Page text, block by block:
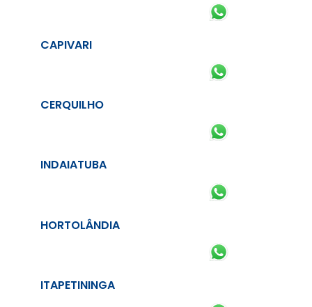
CAPIVARI
CERQUILHO
INDAIATUBA
HORTOLÂNDIA
ITAPETININGA